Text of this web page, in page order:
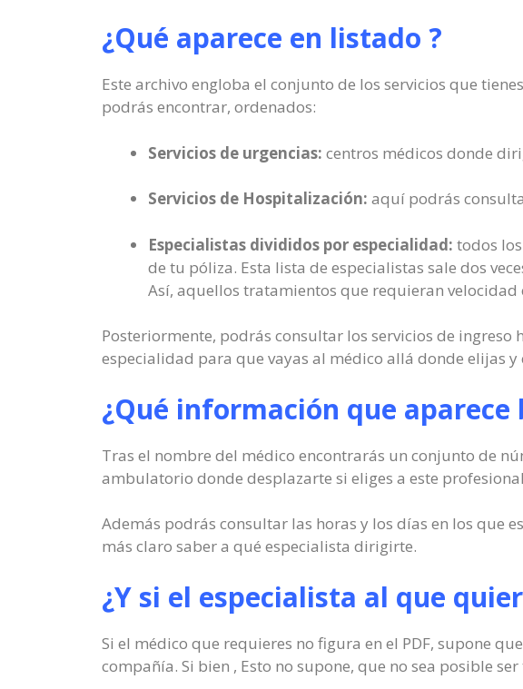
¿Qué aparece en listado ?
Este archivo engloba el conjunto de los servicios que
podrás encontrar, ordenados:
Servicios de urgencias: centros médicos donde
Servicios de Hospitalización: aquí podrás
Especialistas divididos por especialidad: todos
de tu póliza. Esta lista de especialistas sale dos
Así, aquellos tratamientos que requieran
Posteriormente, podrás consultar los servicios de
especialidad para que vayas al médico allá donde elijas
¿Qué información que
Tras el nombre del médico encontrarás un conjunto de
ambulatorio donde desplazarte si eliges a este
Además podrás consultar las horas y los días en los que
más claro saber a qué especialista dirigirte.
¿Y si el especialista al que
Si el médico que requieres no figura en el PDF, supone
compañía. Si bien , Esto no supone, que no sea posible